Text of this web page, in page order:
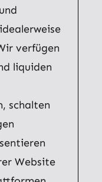
verfügen
liquiden
schalten
Website